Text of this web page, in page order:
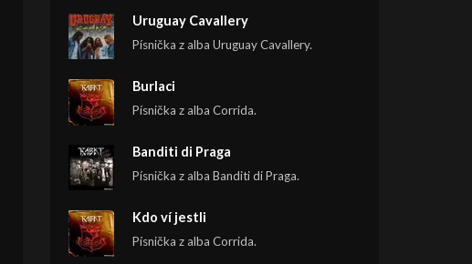
Uruguay Cavallery
Písnička z alba Uruguay Cavallery.
Burlaci
Písnička z alba Corrida.
Banditi di Praga
Písnička z alba Banditi di Praga.
Kdo ví jestli
Písnička z alba Corrida.